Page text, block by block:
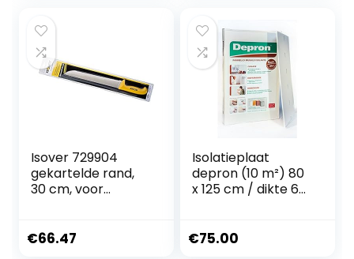
Isover 729904
gekartelde rand,
30 cm, voor
extra stabiel en
€66.47
Isolatieplaat
depron (10 m²) 80
x 125 cm / dikte 6-
(dikte 6mm) CON.
€75.00